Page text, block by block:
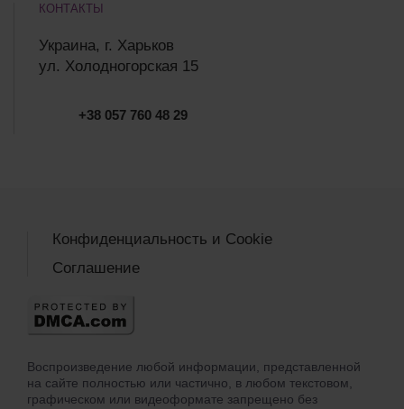
КОНТАКТЫ
Украина, г. Харьков
ул. Холодногорская 15
+38 057 760 48 29
Воспроизведение любой информации, представленной
на сайте полностью или частично, в любом текстовом,
графическом или видеоформате запрещено без
Конфиденциальность и Cookie
Соглашение